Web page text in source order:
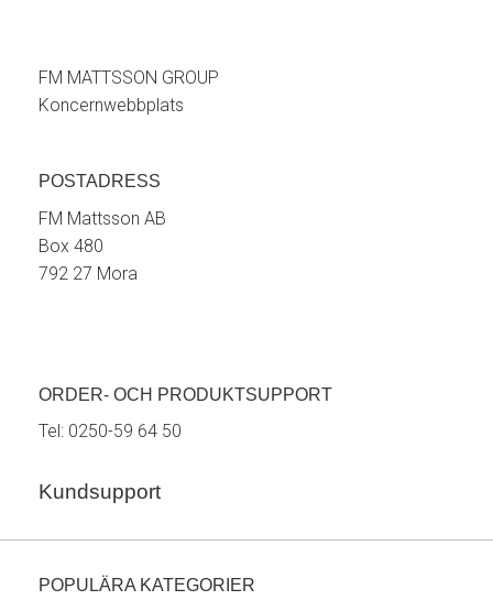
FM MATTSSON GROUP
Koncernwebbplats
POSTADRESS
FM Mattsson AB
Box 480
792 27 Mora
ORDER- OCH PRODUKTSUPPORT
Tel: 0250-59 64 50
Kundsupport
POPULÄRA KATEGORIER